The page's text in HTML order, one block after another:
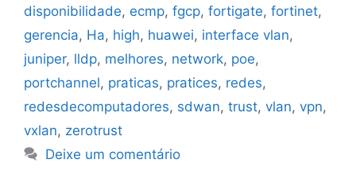
disponibilidade, ecmp, fgcp, fortigate, fortinet,
gerencia, Ha, high, huawei, interface vlan,
juniper, lldp, melhores, network, poe,
portchannel, praticas, pratices, redes,
redesdecomputadores, sdwan, trust, vlan, vpn,
vxlan, zerotrust
Deixe um comentário